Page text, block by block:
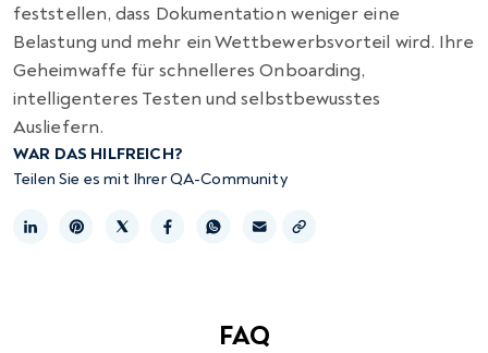
feststellen, dass Dokumentation weniger eine
Belastung und mehr ein Wettbewerbsvorteil wird. Ihre
Geheimwaffe für schnelleres Onboarding,
intelligenteres Testen und selbstbewusstes
Ausliefern.
WAR DAS HILFREICH?
Teilen Sie es mit Ihrer QA-Community
FAQ